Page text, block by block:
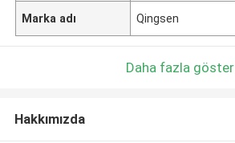
Marka adı Qingsen
Daha fazla göster
Hakkımızda